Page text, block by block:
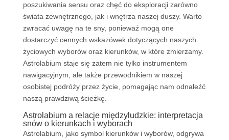
poszukiwania sensu oraz chęć do eksploracji zarówno
świata zewnętrznego, jak i wnętrza naszej duszy. Warto
zwracać uwagę na te sny, ponieważ mogą one
dostarczyć cennych wskazówek dotyczących naszych
życiowych wyborów oraz kierunków, w które zmierzamy.
Astrolabium staje się zatem nie tylko instrumentem
nawigacyjnym, ale także przewodnikiem w naszej
osobistej podróży przez życie, pomagając nam odnaleźć
naszą prawdziwą ścieżkę.
Astrolabium a relacje międzyludzkie: interpretacja
snów o kierunkach i wyborach
Astrolabium, jako symbol kierunków i wyborów, odgrywa